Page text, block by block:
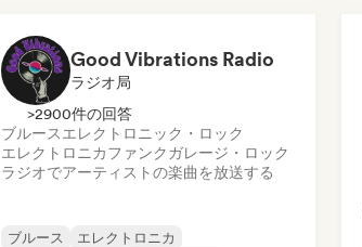
ック
Good Vibrations Radio
ラジオ局
>2900件の回答
ブルースエレクトロニック・ロック
エレクトロニカファンクガレージ・ロック
ラジオでアーティストの楽曲を放送する
ブルース
エレクトロニカ